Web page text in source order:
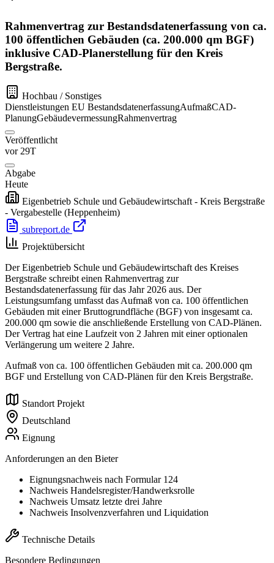
Rahmenvertrag zur Bestandsdatenerfassung von ca.
100 öffentlichen Gebäuden (ca. 200.000 qm BGF)
inklusive CAD-Planerstellung für den Kreis
Bergstraße.
Hochbau / Sonstiges
Dienstleistungen EU BestandsdatenerfassungAufmaßCAD-
PlanungGebäudevermessungRahmenvertrag
Veröffentlicht
vor 29T
Abgabe
Heute
Eigenbetrieb Schule und Gebäudewirtschaft - Kreis Bergstraße
- Vergabestelle (Heppenheim)
subreport.de
Projektübersicht
Der Eigenbetrieb Schule und Gebäudewirtschaft des Kreises
Bergstraße schreibt einen Rahmenvertrag zur
Bestandsdatenerfassung für das Jahr 2026 aus. Der
Leistungsumfang umfasst das Aufmaß von ca. 100 öffentlichen
Gebäuden mit einer Bruttogrundfläche (BGF) von insgesamt ca.
200.000 qm sowie die anschließende Erstellung von CAD-Plänen.
Der Vertrag hat eine Laufzeit von 2 Jahren mit einer optionalen
Verlängerung um weitere 2 Jahre.
Aufmaß von ca. 100 öffentlichen Gebäuden mit ca. 200.000 qm
BGF und Erstellung von CAD-Plänen für den Kreis Bergstraße.
Standort Projekt
Deutschland
Eignung
Anforderungen an den Bieter
Eignungsnachweis nach Formular 124
Nachweis Handelsregister/Handwerksrolle
Nachweis Umsatz letzte drei Jahre
Nachweis Insolvenzverfahren und Liquidation
Technische Details
Besondere Bedingungen